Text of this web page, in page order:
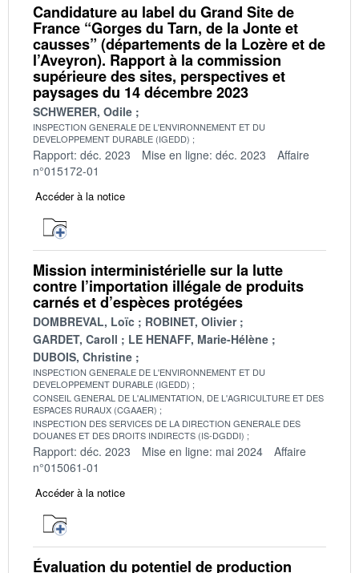
Candidature au label du Grand Site de
France “Gorges du Tarn, de la Jonte et
causses” (départements de la Lozère et de
l’Aveyron). Rapport à la commission
supérieure des sites, perspectives et
paysages du 14 décembre 2023
SCHWERER, Odile
INSPECTION GENERALE DE L'ENVIRONNEMENT ET DU
DEVELOPPEMENT DURABLE (IGEDD)
Rapport: déc. 2023 Mise en ligne: déc. 2023
Affaire
n°015172-01
Accéder à la notice
Mission interministérielle sur la lutte
contre l’importation illégale de produits
carnés et d’espèces protégées
DOMBREVAL, Loïc
ROBINET, Olivier
GARDET, Caroll
LE HENAFF, Marie-Hélène
DUBOIS, Christine
INSPECTION GENERALE DE L'ENVIRONNEMENT ET DU
DEVELOPPEMENT DURABLE (IGEDD)
CONSEIL GENERAL DE L'ALIMENTATION, DE L'AGRICULTURE ET DES
ESPACES RURAUX (CGAAER)
INSPECTION DES SERVICES DE LA DIRECTION GENERALE DES
DOUANES ET DES DROITS INDIRECTS (IS-DGDDI)
Rapport: déc. 2023 Mise en ligne: mai 2024
Affaire
n°015061-01
Accéder à la notice
Évaluation du potentiel de production